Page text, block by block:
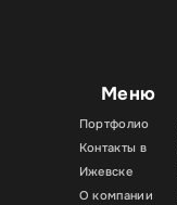
Меню
Портфолио
Контакты в
Ижевске
О компании